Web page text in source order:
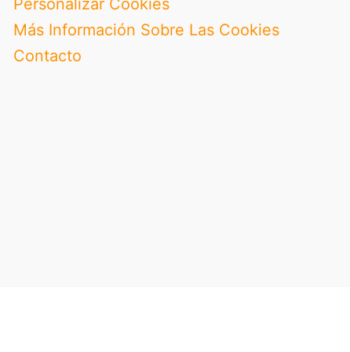
Personalizar Cookies
Más Información Sobre Las Cookies
Contacto